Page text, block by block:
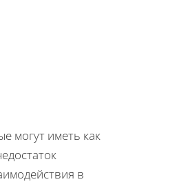
могут иметь как
в